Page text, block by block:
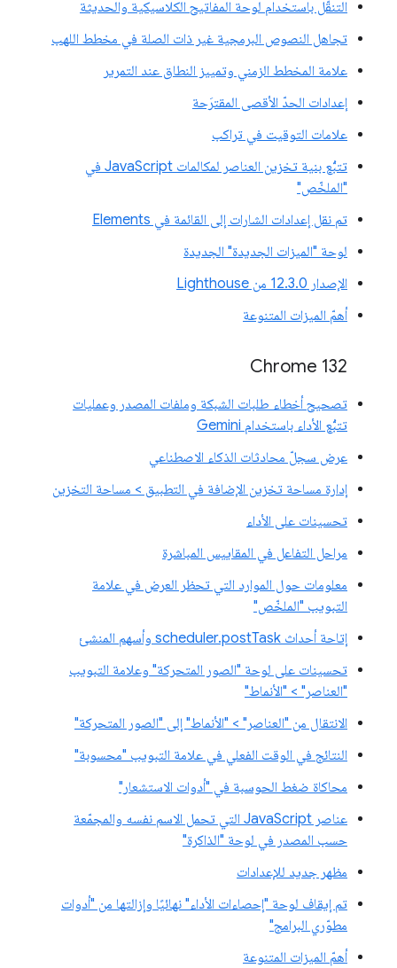
التنقّل باستخدام لوحة المفاتيح الكلاسيكية والحديثة
تجاهل النصوص البرمجية غير ذات الصلة في مخطط اللهب
علامة المخطط الزمني وتمييز النطاق عند التمرير
إعدادات الحدّ الأقصى المقترَحة
علامات التوقيت في تراكب
تتبُّع بنية تخزين العناصر لمكالمات JavaScript في
"الملخّص"
تم نقل إعدادات الشارات إلى القائمة في Elements
لوحة "الميزات الجديدة" الجديدة
الإصدار 12.3.0 من Lighthouse
أهمّ الميزات المتنوعة
Chrome 132
تصحيح أخطاء طلبات الشبكة وملفات المصدر وعمليات
تتبُّع الأداء باستخدام Gemini
عرض سجلّ محادثات الذكاء الاصطناعي
إدارة مساحة تخزين الإضافة في التطبيق > مساحة التخزين
تحسينات على الأداء
مراحل التفاعل في المقاييس المباشرة
معلومات حول الموارد التي تحظر العرض في علامة
التبويب "الملخّص"
إتاحة أحداث scheduler.postTask وأسهم المنشئ
تحسينات على لوحة "الصور المتحركة" وعلامة التبويب
"العناصر" > "الأنماط"
الانتقال من "العناصر" > "الأنماط" إلى "الصور المتحركة"
النتائج في الوقت الفعلي في علامة التبويب "محسوبة"
محاكاة ضغط الحوسبة في "أدوات الاستشعار"
عناصر JavaScript التي تحمل الاسم نفسه والمجمّعة
حسب المصدر في لوحة "الذاكرة"
مظهر جديد للإعدادات
تم إيقاف لوحة "إحصاءات الأداء" نهائيًا وإزالتها من "أدوات
مطوّري البرامج"
أهمّ الميزات المتنوعة